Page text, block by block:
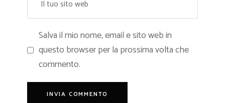
Salva il mio nome, email e sito web in
questo browser per la prossima volta che
commento.